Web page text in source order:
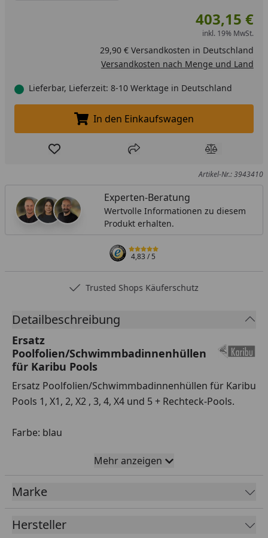
403,15 €
inkl. 19% MwSt.
29,90 € Versandkosten in Deutschland
Versandkosten nach Menge und Land
Lieferbar, Lieferzeit: 8-10 Werktage in Deutschland
In den Einkaufswagen legen
In den Einkaufswagen
Produkt zur Wunschliste hinzufügen
Teilen Produkt
Artikel-Nr.: 3943410
Experten-Beratung
Wertvolle Informationen zu diesem
Produkt erhalten.
4,83/ 5
Trusted Shops Käuferschutz
Detailbeschreibung
Ersatz
Poolfolien/Schwimmbadinnenhüllen
für Karibu Pools
Ersatz Poolfolien/Schwimmbadinnenhüllen für Karibu
Pools 1, X1, 2, X2 , 3, 4, X4 und 5 + Rechteck-Pools.
Farbe: blau
Die Poolfolien passen ausschließlich zu den
auswählbaren Pools aus dem aktuellen Karibu
Pool Sortiment. Sollten Sie sich unsicher sein, ob
Sie die passende Poolfolie ausgewählt haben,
kontaktieren Sie bitte unsere Fachberater, um
Mehr anzeigen
Marke
Hersteller